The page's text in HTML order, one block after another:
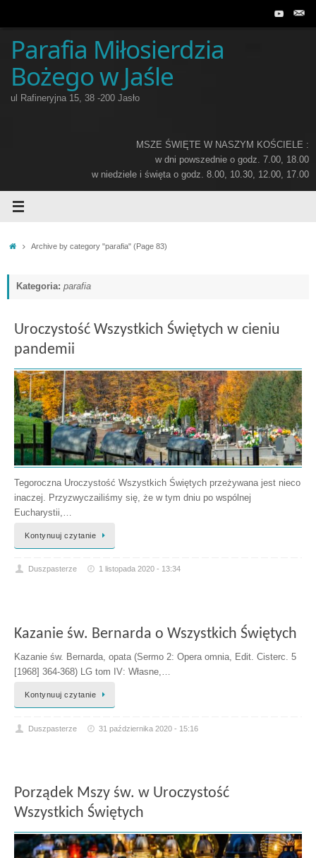
Parafia Miłosierdzia
Bożego w Jaśle
ul Rafineryjna 15, 38 -200 Jasło
MSZE ŚWIĘTE W NASZYM KOŚCIELE :
w dni powszednie o godz. 7.00, 18.00
w niedziele i święta o godz. 8.00, 10.30, 12.00, 17.00
HomeArchive by category "parafia"(Page 83)
Kategoria: parafia
Uroczystość Wszystkich Świętych w cieniu
pandemii
Tegoroczna Uroczystość Wszystkich Świętych przeżywana jest nieco
inaczej. Przyzwyczailiśmy się, że w tym dniu po wspólnej
Eucharystii,…
Kontynuuj czytanie
Duszpasterze 1 listopada 2020 - 13:34
Kazanie św. Bernarda o Wszystkich Świętych
Kazanie św. Bernarda, opata (Sermo 2: Opera omnia, Edit. Cisterc. 5
[1968] 364-368) LG tom IV: Własne,…
Kontynuuj czytanie
Duszpasterze 31 października 2020 - 15:16
Porządek Mszy św. w Uroczystość
Wszystkich Świętych